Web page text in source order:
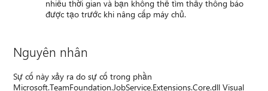
nhiều thời gian và bạn không thể tìm thấy thông báo
được tạo trước khi nâng cấp máy chủ.
Nguyên nhân
Sự cố này xảy ra do sự cố trong phần
Microsoft.TeamFoundation.JobService.Extensions.Core.dll Visual